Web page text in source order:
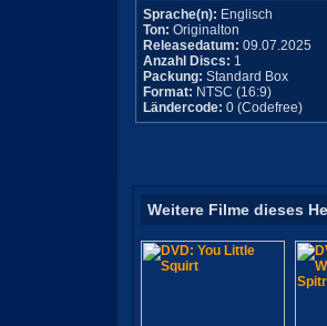
Sprache(n): Englisch
Ton: Originalton
Releasedatum: 09.07.2025
Anzahl Discs: 1
Packung: Standard Box
Format: NTSC (16:9)
Ländercode: 0 (Codefree)
Weitere Filme dieses